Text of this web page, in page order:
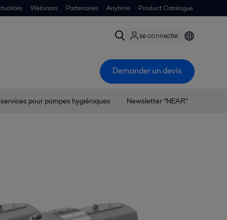
Webinars Partenaires Anytime Product Catalogue
se connecter
Demander un devis
pour pompes hygiéniques Newsletter "NEAR"